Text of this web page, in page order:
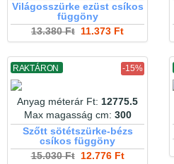
Világosszürke ezüst csíkos
függöny
13.380 Ft 11.373 Ft
RAKTÁRON -15%
Anyag méterár Ft: 12775.5
Max magasság cm: 300
Szőtt sötétszürke-bézs
csíkos függöny
15.030 Ft12.776 Ft